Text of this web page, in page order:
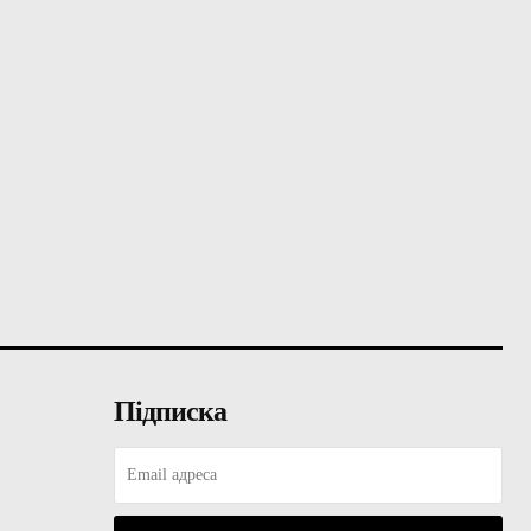
Підписка